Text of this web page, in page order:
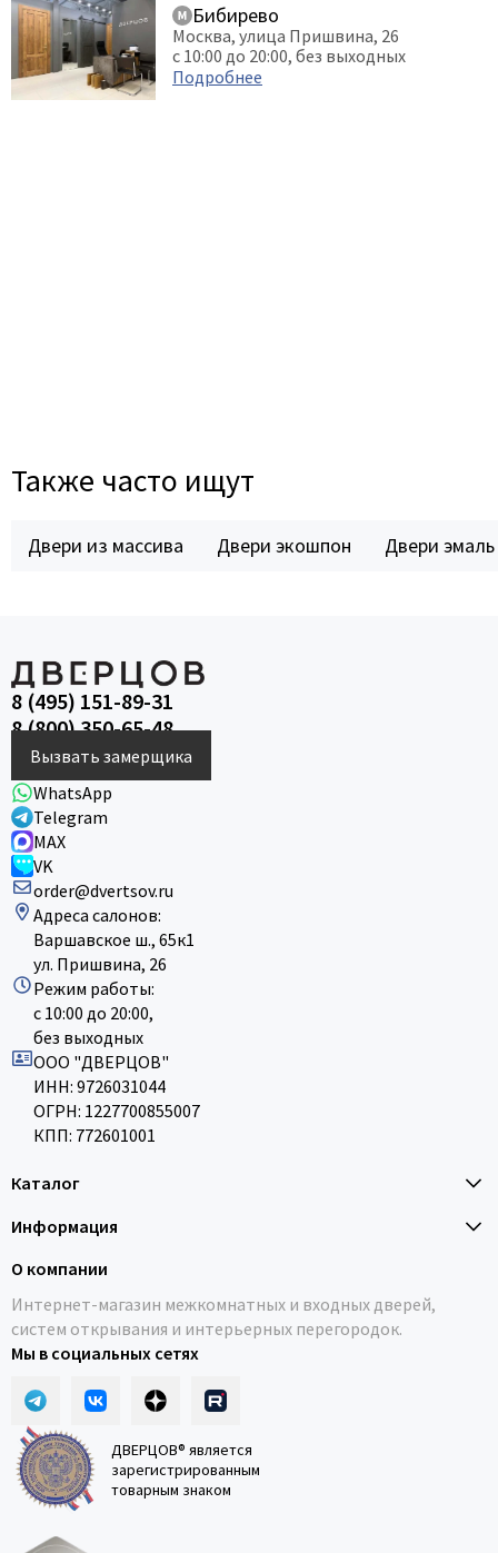
Бибирево
Москва, улица Пришвина, 26
с 10:00 до 20:00, без выходных
Подробнее
Также часто ищут
Двери из массива Двери экошпон Двери эмаль
8 (495) 151-89-31
8 (800) 350-65-48
Вызвать замерщика
WhatsApp
Telegram
MAX
VK
order@dvertsov.ru
Адреса салонов:
Варшавское ш., 65к1
ул. Пришвина, 26
Режим работы:
с 10:00 до 20:00,
без выходных
ООО "ДВЕРЦОВ"
ИНН: 9726031044
ОГРН: 1227700855007
КПП: 772601001
Каталог
Информация
О компании
Интернет-магазин межкомнатных и входных дверей,
систем открывания и интерьерных перегородок.
Мы в социальных сетях
ДВЕРЦОВ® является
зарегистрированным
товарным знаком